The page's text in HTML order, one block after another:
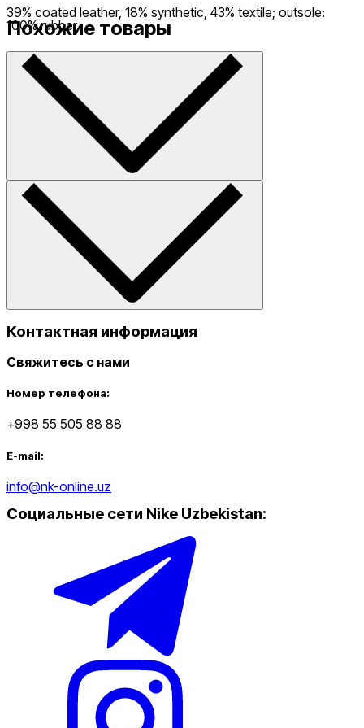
39% coated leather, 18% synthetic, 43% textile; outsole:
100% rubber
Похожие товары
Контактная информация
Свяжитесь с нами
Номер телефона:
+998 55 505 88 88
E-mail:
info@nk-online.uz
Социальные сети Nike Uzbekistan: